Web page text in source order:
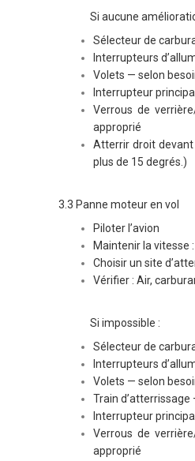
Si aucune
Sélecteur de
Interrupteurs
Volets — selon
Interrupteur
Verrous de
approprié
Atterrir droit
plus de 15 degrés.)
3.3 Panne moteur en vol
Piloter l’avion
Maintenir la vitesse
Choisir un site
Vérifier : Air,
Si impossible :
Sélecteur de
Interrupteurs
Volets — selon
Train d’atterrissage
Interrupteur
Verrous de
approprié